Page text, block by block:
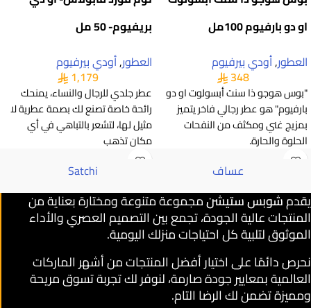
او دو بارفيوم 100مل
العطور,أودي بيرفيوم
348
"بوس هوجو ذا سنت أبسولوت او دو
بارفيوم" هو عطر رجالي فاخر يتميز
بمزيج غني ومكثف من النفحات
الحلوة والحارة.
بريفيوم- 50 مل
العطور,أودي بيرفيوم
1,179
عطر جلدي للرجال والنساء، يمنحك
رائحة خاصة تصنع لك بصمة عطرية لا
مثيل لها، لتشعر بالتباهي في أي
مكان تذهب
عساف Satchi
يقدمشوبس ستيشنمجموعة متنوعة ومختارة بعناية من
المنتجات عالية الجودة، تجمع بين التصميم العصري والأداء
الموثوق لتلبية كل احتياجات منزلك اليومية.
نحرص دائمًا على اختيار أفضل المنتجات من أشهر الماركات
العالمية بمعايير جودة صارمة، لنوفر لك تجربة تسوق مريحة
ومميزة تضمن لك الرضا التام.